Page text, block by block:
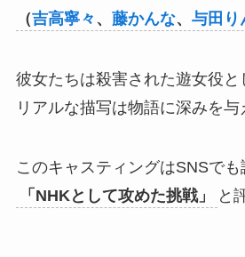
（吉高寧々 、 藤かんな、 与田り
彼女たちは殺害された遊女役
リアルな描写は物語に深みを与
このキャスティングはSNSでも
「NHKとして攻めた挑戦」
と